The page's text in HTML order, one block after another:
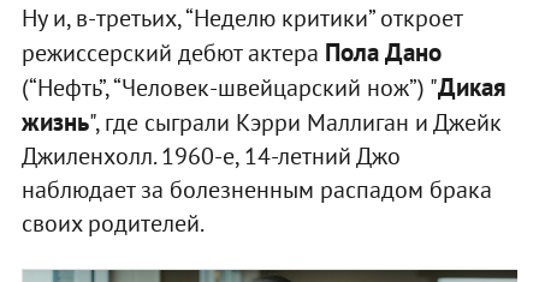
Ну и, в-третьих, “Неделю критики” откроет
режиссерский дебют актера Пола Дано
(“Нефть”, “Человек-швейцарский нож”) "Дикая
жизнь", где сыграли Кэрри Маллиган и Джейк
Джиленхолл. 1960-е, 14-летний Джо
наблюдает за болезненным распадом брака
своих родителей.